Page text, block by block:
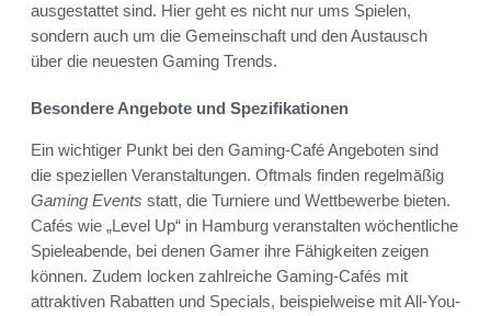
ausgestattet sind. Hier geht es nicht nur ums Spielen,
sondern auch um die Gemeinschaft und den Austausch
über die neuesten Gaming Trends.
Besondere Angebote und Spezifikationen
Ein wichtiger Punkt bei den Gaming-Café Angeboten sind
die speziellen Veranstaltungen. Oftmals finden regelmäßig
Gaming Events statt, die Turniere und Wettbewerbe bieten.
Cafés wie „Level Up“ in Hamburg veranstalten wöchentliche
Spieleabende, bei denen Gamer ihre Fähigkeiten zeigen
können. Zudem locken zahlreiche Gaming-Cafés mit
attraktiven Rabatten und Specials, beispielweise mit All-You-